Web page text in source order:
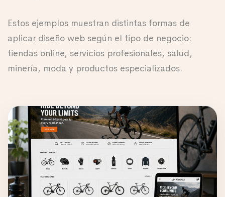
Estos ejemplos muestran distintas formas de
aplicar diseño web según el tipo de negocio:
tiendas online, servicios profesionales, salud,
minería, moda y productos especializados.